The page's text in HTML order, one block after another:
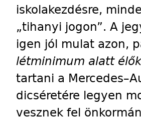
iskolakezdésre,
„tihanyi jogon”. A
igen jól mulat azon,
létminimum alatt
tartani a
dicséretére legyen
vesznek fel